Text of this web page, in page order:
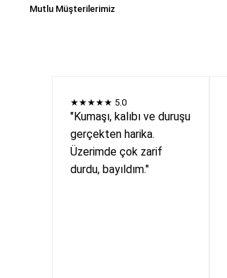
Mutlu Müşterilerimiz
★★★★★ 5.0
"Kumaşı, kalıbı ve duruşu
gerçekten harika.
Üzerimde çok zarif
durdu, bayıldım."